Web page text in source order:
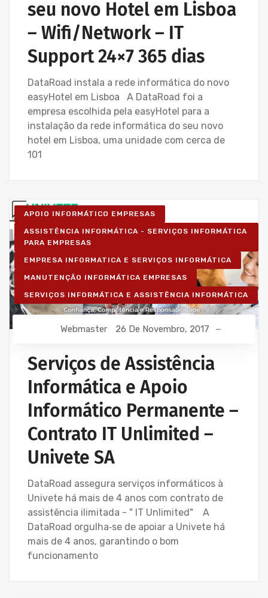
seu novo Hotel em Lisboa
– Wifi/Network – IT
Support 24×7 365 dias
DataRoad instala a rede informática do novo
easyHotel em Lisboa A DataRoad foi a
empresa escolhida pela easyHotel para a
instalação da rede informática do seu novo
hotel em Lisboa, uma unidade com cerca de
101
APOIO INFORMÁTICO EMPRESAS
ASSISTÊNCIA INFORMÁTICA - SERVIÇOS INFORMÁTICA
PARA EMPRESAS
EMPRESA INFORMATICA E SERVIÇOS INFORMÁTICA
MANUTENÇÃO INFORMÁTICA EMPRESAS
SERVIÇOS INFORMÁTICA E ASSISTÊNCIA INFORMÁTICA
Webmaster 26 De Novembro, 2017
Serviços de Assistência
Informática e Apoio
Informático Permanente –
Contrato IT Unlimited –
Univete SA
DataRoad assegura serviços informáticos à
Univete há mais de 4 anos com contrato de
assistência ilimitada - " IT Unlimited" A
DataRoad orgulha‑se de apoiar a Univete há
mais de 4 anos, garantindo o bom
funcionamento